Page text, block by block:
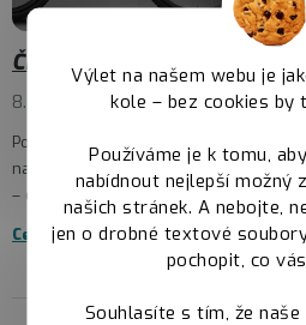
Výlet na našem webu je
kole – bez cookies by
Používáme je k tomu,
nabídnout nejlepší možný
našich stránek. A nebojte,
jen o drobné textové
pochopit, co
Souhlasíte s tím, že
Čistíme sklady – Produkty mizí,
8.7.2025
Potřebujeme uvolnit místo novinkám,
nabídce kousky za skvělé ceny.
– od jízdních kol, přes helmy,
Celý článek